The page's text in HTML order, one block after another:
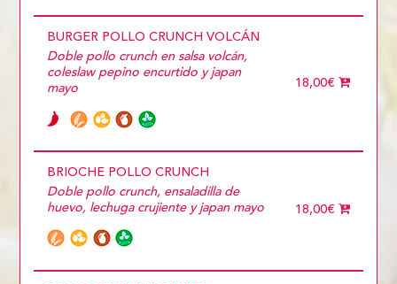
BURGER POLLO CRUNCH VOLCÁN
Doble pollo crunch en salsa volcán,
coleslaw pepino encurtido y japan
mayo
18,00€
BRIOCHE POLLO CRUNCH
Doble pollo crunch, ensaladilla de
huevo, lechuga crujiente y japan mayo
18,00€